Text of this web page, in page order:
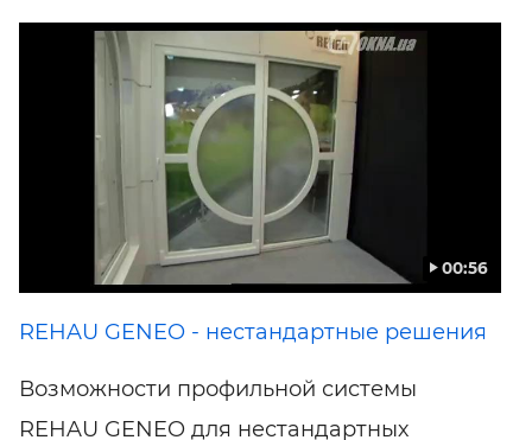
00:56
REHAU GENEO - нестандартные решения
Возможности профильной системы
REHAU GENEO для нестандартных